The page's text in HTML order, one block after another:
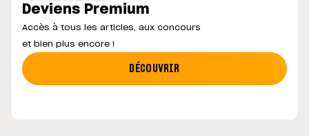
Deviens Premium
Accès à tous les articles, aux concours
et bien plus encore !
DÉCOUVRIR